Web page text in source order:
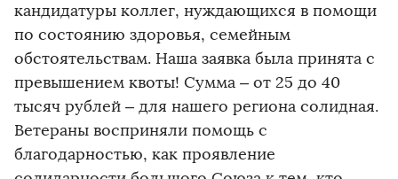
кандидатуры коллег, нуждающихся в помощи
по состоянию здоровья, семейным
обстоятельствам. Наша заявка была принята с
превышением квоты! Сумма – от 25 до 40
тысяч рублей – для нашего региона солидная.
Ветераны восприняли помощь с
благодарностью, как проявление